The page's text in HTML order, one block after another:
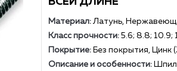
Материал: Латунь,
Класс прочности: 5.6; 8.8; 10.9;
Покрытие: Без покрытия, Цинк
Описание и особенности: